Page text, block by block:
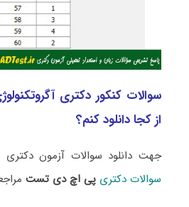
سوالات کنکور دکتری
از کجا دانلود کنم؟
جهت دانلود سوالات آزمون
سوالات دکتری پی اچ دی تست